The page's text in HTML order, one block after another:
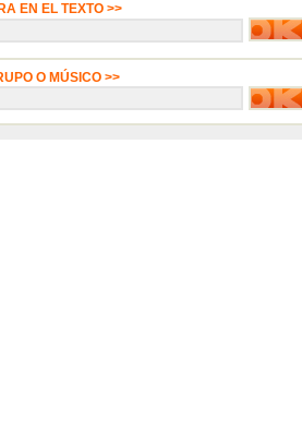
EN EL TEXTO >>
O MÚSICO >>